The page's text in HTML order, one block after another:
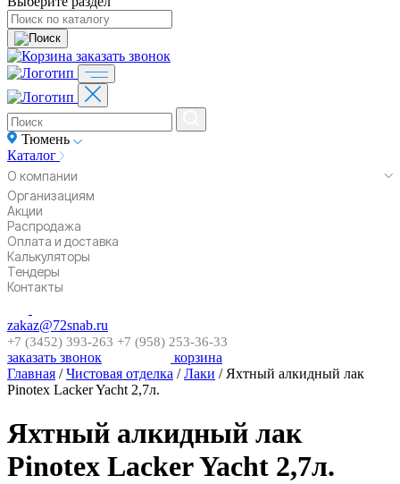
заказать звонок
Тюмень
Каталог
О компании
Организациям
Акции
Распродажа
Оплата и доставка
Калькуляторы
Тендеры
Контакты
zakaz@72snab.ru
+7 (3452) 393-263 +7 (958) 253-36-33
заказать звонок
корзина
Главная / Чистовая отделка / Лаки / Яхтный алкидный лак
Pinotex Lacker Yacht 2,7л.
Яхтный алкидный лак
Pinotex Lacker Yacht 2,7л.